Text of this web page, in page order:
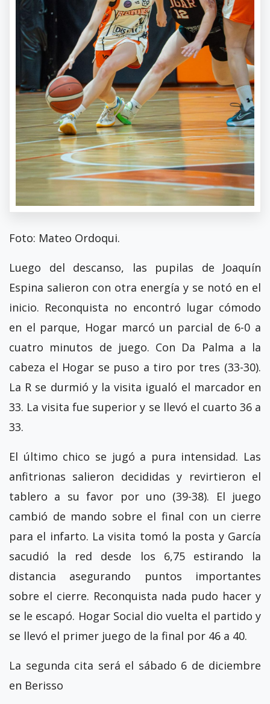
Foto: Mateo Ordoqui.
Luego del descanso, las pupilas de Joaquín
Espina salieron con otra energía y se notó en el
inicio. Reconquista no encontró lugar cómodo
en el parque, Hogar marcó un parcial de 6-0 a
cuatro minutos de juego. Con Da Palma a la
cabeza el Hogar se puso a tiro por tres (33-30).
La R se durmió y la visita igualó el marcador en
33. La visita fue superior y se llevó el cuarto 36 a
33.
El último chico se jugó a pura intensidad. Las
anfitrionas salieron decididas y revirtieron el
tablero a su favor por uno (39-38). El juego
cambió de mando sobre el final con un cierre
para el infarto. La visita tomó la posta y García
sacudió la red desde los 6,75 estirando la
distancia asegurando puntos importantes
sobre el cierre. Reconquista nada pudo hacer y
se le escapó. Hogar Social dio vuelta el partido y
se llevó el primer juego de la final por 46 a 40.
La segunda cita será el sábado 6 de diciembre
en Berisso